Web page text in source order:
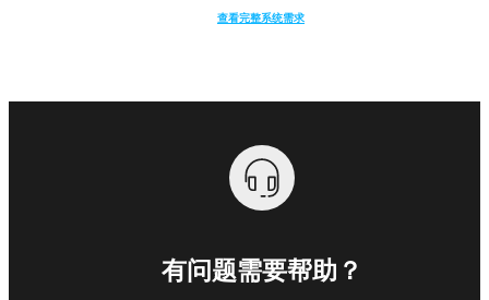
查看完整系统需求
有问题需要帮助？